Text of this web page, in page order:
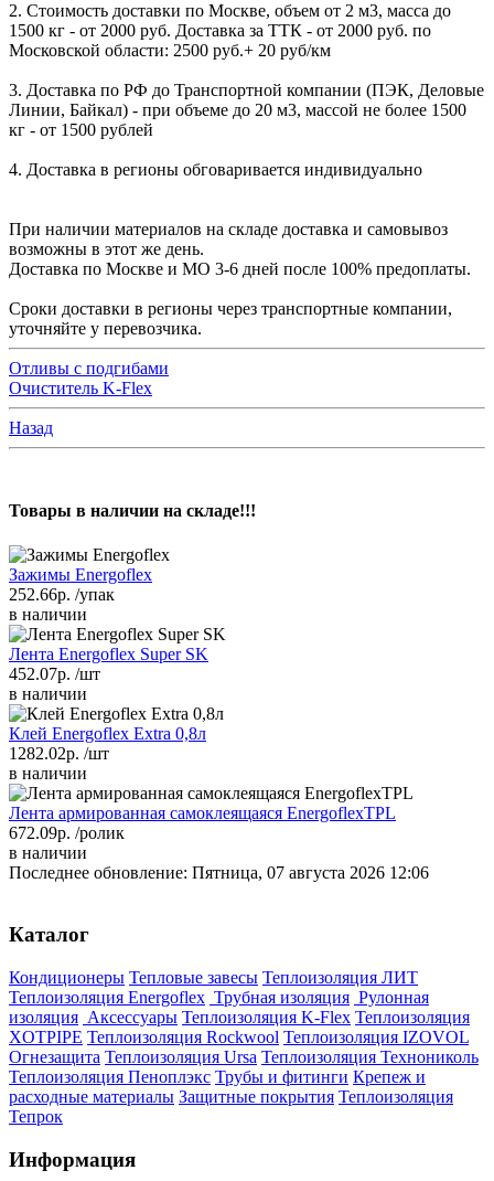
2. Стоимость доставки по Москве, объем от 2 м3, масса до
1500 кг - от 2000 руб. Доставка за ТТК - от 2000 руб. по
Московской области: 2500 руб.+ 20 руб/км
3. Доставка по РФ до Транспортной компании (ПЭК, Деловые
Линии, Байкал) - при объеме до 20 м3, массой не более 1500
кг - от 1500 рублей
4. Доставка в регионы обговаривается индивидуально
При наличии материалов на складе доставка и самовывоз
возможны в этот же день.
Доставка по Москве и МО 3-6 дней после 100% предоплаты.
Сроки доставки в регионы через транспортные компании,
уточняйте у перевозчика.
Отливы с подгибами
Очиститель K-Flex
Назад
Товары в наличии на складе!!!
Зажимы Energoflex
252.66р. /упак
в наличии
Лента Energoflex Super SK
452.07р. /шт
в наличии
Клей Energoflex Extra 0,8л
1282.02р. /шт
в наличии
Лента армированная самоклеящаяся EnergoflexTPL
672.09р. /ролик
в наличии
Последнее обновление: Пятница, 07 августа 2026 12:06
Каталог
Кондиционеры Тепловые завесы Теплоизоляция ЛИТ
Теплоизоляция Energoflex Трубная изоляция Рулонная
изоляция Аксессуары Теплоизоляция K-Flex Теплоизоляция
XOTPIPE Теплоизоляция Rockwool Теплоизоляция IZOVOL
Огнезащита Теплоизоляция Ursa Теплоизоляция Технониколь
Теплоизоляция Пеноплэкс Трубы и фитинги Крепеж и
расходные материалы Защитные покрытия Теплоизоляция
Тепрок
Информация